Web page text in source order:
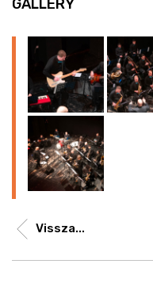
GALLERY
Vissza...